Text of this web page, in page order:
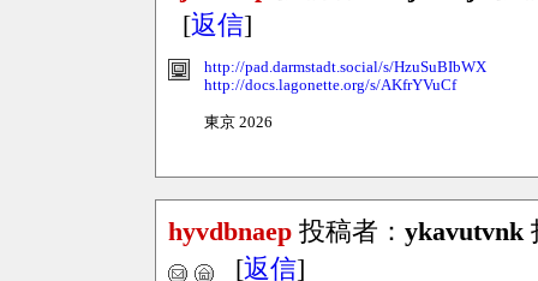
[返信]
http://pad.darmstadt.social/s/HzuSuBIbWX
http://docs.lagonette.org/s/AKfrYVuCf
東京 2026
hyvdbnaep 投稿者： ykavutvnk
[返信]